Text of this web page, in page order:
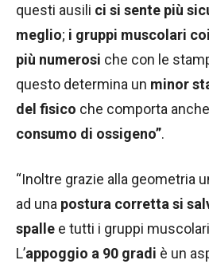
questi ausili ci si sente più
meglio; i gruppi muscolari
più numerosi che con le
questo determina un minor
del fisico che comporta anche
consumo di ossigeno”.
“Inoltre grazie alla geometria
ad una postura corretta si
spalle e tutti i gruppi
L’appoggio a 90 gradi è un